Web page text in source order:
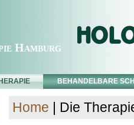
Hamburg
BEHANDELBARE
Home | Die